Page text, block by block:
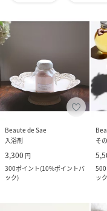
Beaute de Sae
入浴剤
3,300 円
300ポイント(10%ポイントバ
ック)
500
ック